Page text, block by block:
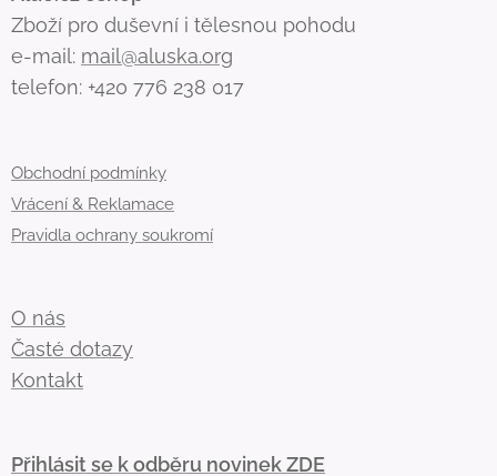
Zboží pro duševní i tělesnou pohodu
e-mail: mail@aluska.org
telefon: +420 776 238 017
Obchodní podmínky
Vrácení & Reklamace
Pravidla ochrany soukromí
O nás
Časté dotazy
Kontakt
Přihlásit se k odběru novinek ZDE